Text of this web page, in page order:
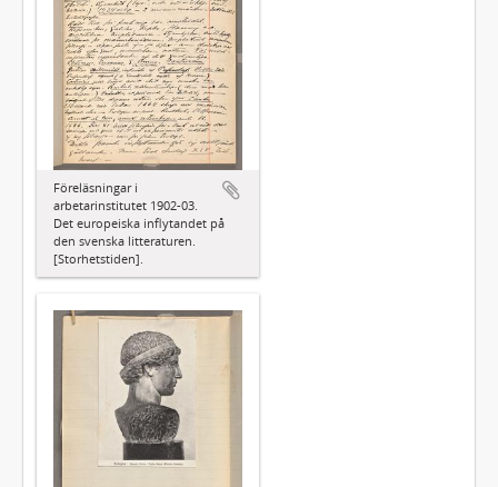
Föreläsningar i
arbetarinstitutet 1902-03.
Det europeiska inflytandet på
den svenska litteraturen.
[Storhetstiden].